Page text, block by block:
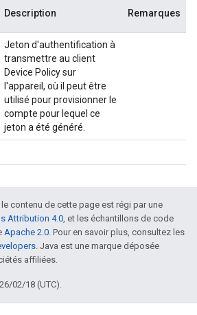
Description Remarques
Jeton d'authentification à
transmettre au client
Device Policy sur
l'appareil, où il peut être
utilisé pour provisionner le
compte pour lequel ce
jeton a été généré.
contenu de cette page est régi par une
Attribution 4.0, et les échantillons de code
Apache 2.0. Pour en savoir plus, consultez les
. Java est une marque déposée
affiliées.
02/18 (UTC).